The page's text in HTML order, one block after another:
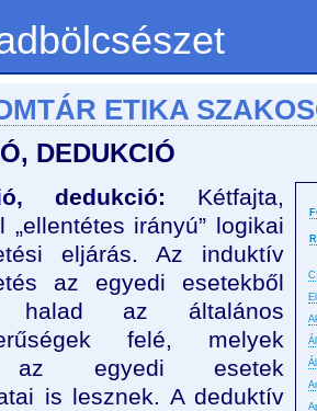
ETIKA
DEDUKCIÓ
dedukció: Kétfajta,
„ellentétes irányú” logikai
eljárás. Az induktív
az egyedi esetekből
halad az általános
felé, melyek
az egyedi esetek
is lesznek. A deduktív